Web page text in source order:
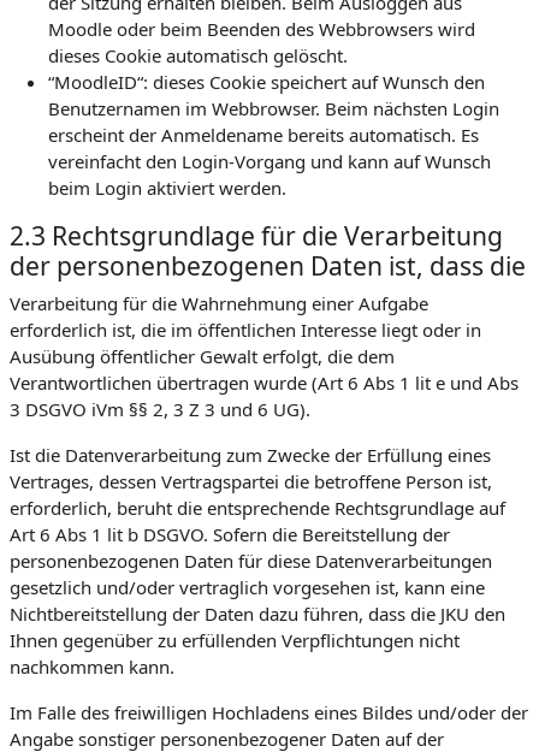
Moodle oder beim Beenden des Webbrowsers wird
dieses Cookie automatisch gelöscht.
“MoodleID“: dieses Cookie speichert auf Wunsch den
Benutzernamen im Webbrowser. Beim nächsten Login
erscheint der Anmeldename bereits automatisch. Es
vereinfacht den Login-Vorgang und kann auf Wunsch
beim Login aktiviert werden.
2.3 Rechtsgrundlage für die Verarbeitung
der personenbezogenen Daten ist, dass die
Verarbeitung für die Wahrnehmung einer Aufgabe
erforderlich ist, die im öffentlichen Interesse liegt oder in
Ausübung öffentlicher Gewalt erfolgt, die dem
Verantwortlichen übertragen wurde (Art 6 Abs 1 lit e und Abs
3 DSGVO iVm §§ 2, 3 Z 3 und 6 UG).
Ist die Datenverarbeitung zum Zwecke der Erfüllung eines
Vertrages, dessen Vertragspartei die betroffene Person ist,
erforderlich, beruht die entsprechende Rechtsgrundlage auf
Art 6 Abs 1 lit b DSGVO. Sofern die Bereitstellung der
personenbezogenen Daten für diese Datenverarbeitungen
gesetzlich und/oder vertraglich vorgesehen ist, kann eine
Nichtbereitstellung der Daten dazu führen, dass die JKU den
Ihnen gegenüber zu erfüllenden Verpflichtungen nicht
nachkommen kann.
Im Falle des freiwilligen Hochladens eines Bildes und/oder der
Angabe sonstiger personenbezogener Daten auf der